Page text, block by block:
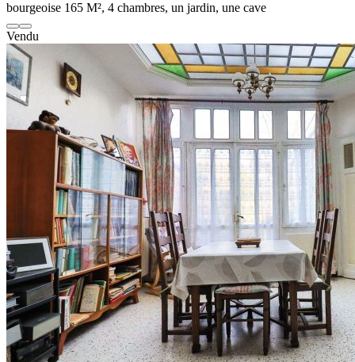
bourgeoise 165 M², 4 chambres, un jardin, une cave
Vendu